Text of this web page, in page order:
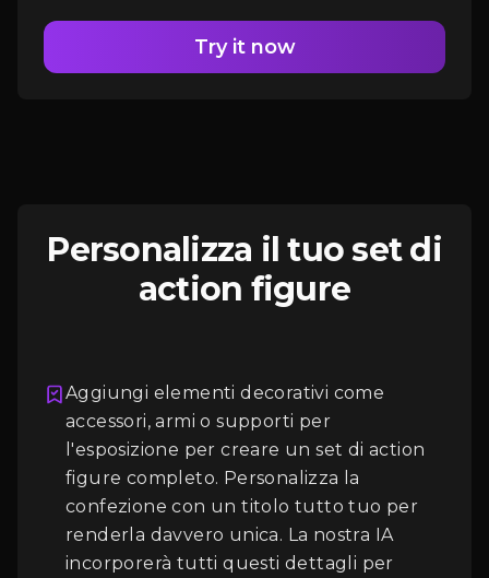
Try it now
Personalizza il tuo set di
action figure
Aggiungi elementi decorativi come
accessori, armi o supporti per
l'esposizione per creare un set di action
figure completo. Personalizza la
confezione con un titolo tutto tuo per
renderla davvero unica. La nostra IA
incorporerà tutti questi dettagli per
Accesso